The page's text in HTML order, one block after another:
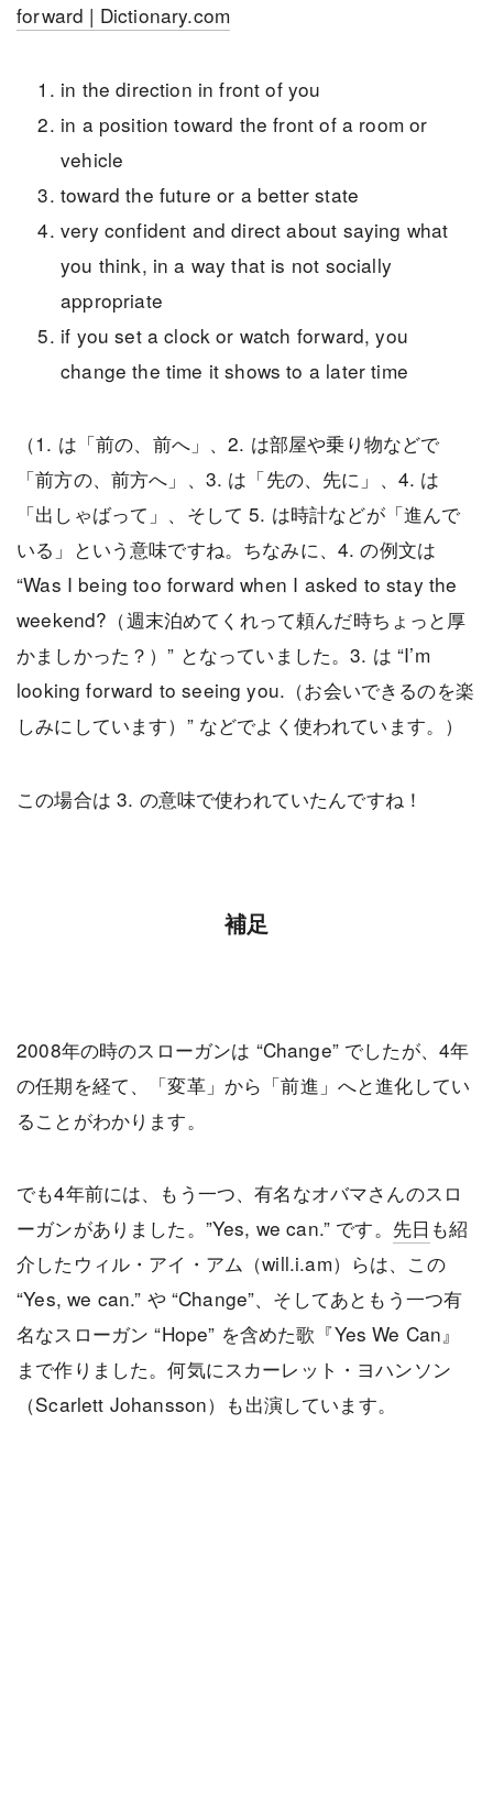
forward | Dictionary.com
in the direction in front of you
in a position toward the front of a room or
vehicle
toward the future or a better state
very confident and direct about saying what
you think, in a way that is not socially
appropriate
if you set a clock or watch forward, you
change the time it shows to a later time
（1. は「前の、前へ」、2. は部屋や乗り物などで
「前方の、前方へ」、3. は「先の、先に」、4. は
「出しゃばって」、そして 5. は時計などが「進んで
いる」という意味ですね。ちなみに、4. の例文は
“Was I being too forward when I asked to stay the
weekend?（週末泊めてくれって頼んだ時ちょっと厚
かましかった？）” となっていました。3. は “I’m
looking forward to seeing you.（お会いできるのを楽
しみにしています）” などでよく使われています。）
この場合は 3. の意味で使われていたんですね！
補足
2008年の時のスローガンは “Change” でしたが、4年
の任期を経て、「変革」から「前進」へと進化してい
ることがわかります。
でも4年前には、もう一つ、有名なオバマさんのスロ
ーガンがありました。”Yes, we can.” です。 先日 も紹
介したウィル・アイ・アム（will.i.am）らは、この
“Yes, we can.” や “Change”、そしてあともう一つ有
名なスローガン “Hope” を含めた歌『Yes We Can』
まで作りました。何気にスカーレット・ヨハンソン
（Scarlett Johansson）も出演しています。